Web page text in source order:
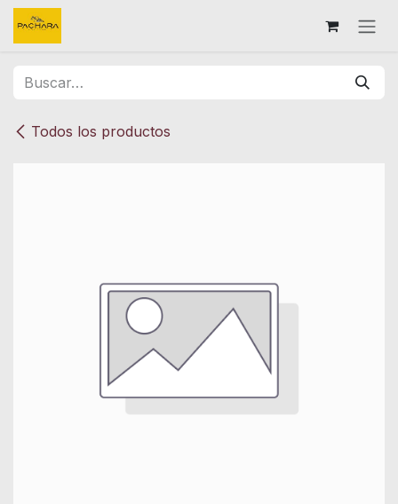
Ir al contenido
Todos los productos